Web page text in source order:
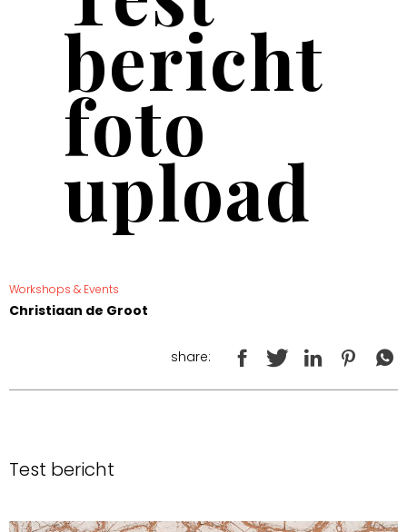
bericht
foto
upload
Workshops & Events
Christiaan de Groot
share:
Test bericht